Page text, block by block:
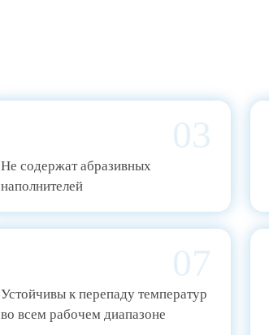
03
Не содержат абразивных
наполнителей
07
Устойчивы к перепаду температур
во всем рабочем диапазоне